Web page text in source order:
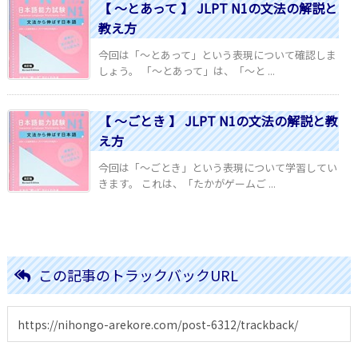
【 ～とあって 】 JLPT N1の文法の解説と
教え方
今回は「～とあって」という表現について確認しま
しょう。 「～とあって」は、「～と ...
【 ～ごとき 】 JLPT N1の文法の解説と教
え方
今回は「～ごとき」という表現について学習してい
きます。 これは、「たかがゲームご ...
この記事のトラックバックURL